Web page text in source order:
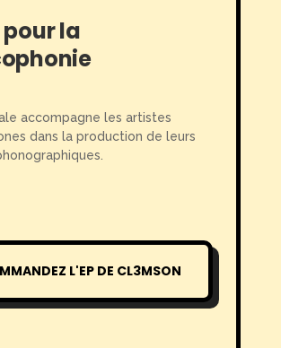
pour la
accompagne les artistes
dans la production de leurs
L'EP DE CL3MSON